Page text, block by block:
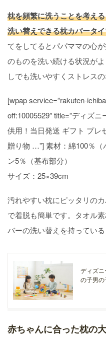
枕を頻繁に洗うことを考え
洗い替えできる枕カバータ
てをしてるとパパママの心
のものを洗い続ける状況が
しでも洗いやすくストレス
[wpap service=”rakuten-
off:10005529″ title=”ディズ
供用！当日発送 ギフト プレ
贈り物 …”] 素材：綿100％
ン5％（基布部分）
サイズ：25×39cm
汚れやすい枕にピッタリの
で着脱も簡単です。タオル
バーの洗い替えを持っている
ディズ
の子男
赤ちゃんに合った枕の